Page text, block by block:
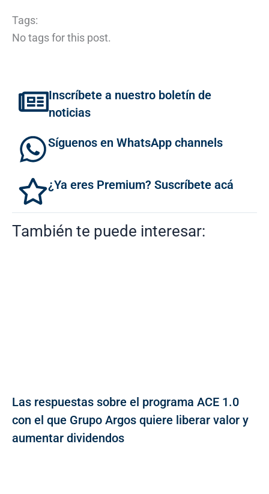
Tags:
No tags for this post.
Inscríbete a nuestro boletín de
noticias
Síguenos en WhatsApp channels
¿Ya eres Premium? Suscríbete acá
También te puede interesar:
Las respuestas sobre el programa ACE 1.0
con el que Grupo Argos quiere liberar valor y
aumentar dividendos